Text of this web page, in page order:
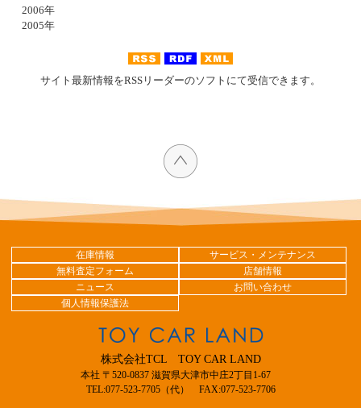
2006年
2005年
サイト最新情報をRSSリーダーのソフトにて受信できます。
在庫情報
サービス・メンテナンス
無料査定フォーム
店舗情報
ニュース
お問い合わせ
個人情報保護法
株式会社TCL TOY CAR LAND
本社 〒520-0837 滋賀県大津市中庄2丁目1-67
TEL:077-523-7705（代） FAX:077-523-7706